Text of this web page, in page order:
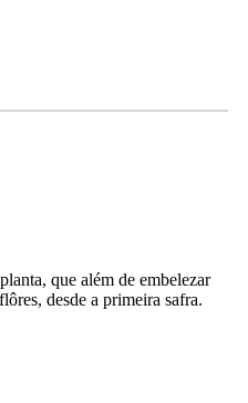
que além de embelezar
desde a primeira safra.